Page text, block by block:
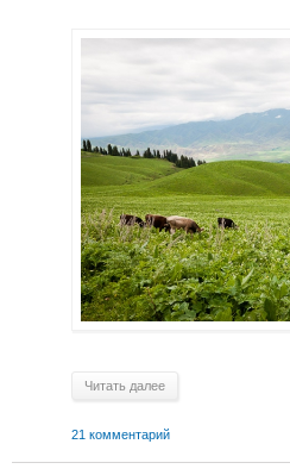
Читать далее
21 комментарий